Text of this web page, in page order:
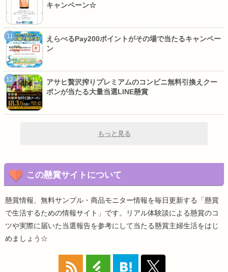
キャンペーン☆
えらべるPay200ポイントがその場で当たるキャンペー
ン
アサヒ贅沢搾りプレミアムのコンビニ無料引換えクー
ポンが当たる大量当選LINE懸賞
もっと見る
この懸賞サイトについて
懸賞情報、無料サンプル・商品モニター情報を毎日更新する「懸賞
で生活するための情報サイト」です。リアル体験談による懸賞のコ
ツや実際に届いた当選報告を参考にして当たる懸賞主婦生活をはじ
めましょう☆